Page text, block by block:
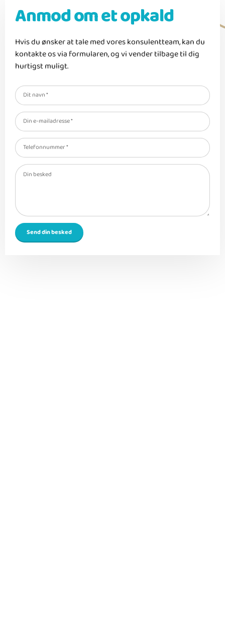
Anmod om et opkald
Hvis du ønsker at tale med vores konsulentteam, kan du
kontakte os via formularen, og vi vender tilbage til dig
hurtigst muligt.